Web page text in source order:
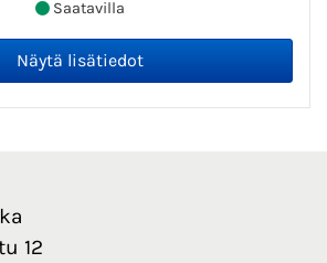
Saatavilla
12